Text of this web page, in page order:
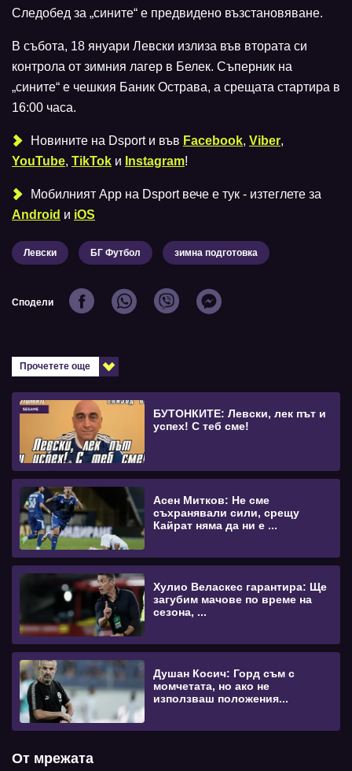
Следобед за „сините“ е предвидено възстановяване.
В събота, 18 януари Левски излиза във втората си
контрола от зимния лагер в Белек. Съперник на
„сините“ е чешкия Баник Острава, а срещата стартира в
16:00 часа.
Новините на Dsport и във Facebook, Viber,
YouTube, TikTok и Instagram!
Мобилният Аpp на Dsport вече е тук - изтеглете за
Android и iOS
Левски БГ Футбол зимна подготовка
Сподели
Прочетете още
БУТОНКИТЕ: Левски, лек път и
успех! С теб сме!
Асен Митков: Не сме
съхранявали сили, срещу
Кайрат няма да ни е ...
Хулио Веласкес гарантира: Ще
загубим мачове по време на
сезона, ...
Душан Косич: Горд съм с
момчетата, но ако не
използваш положения...
От мрежата